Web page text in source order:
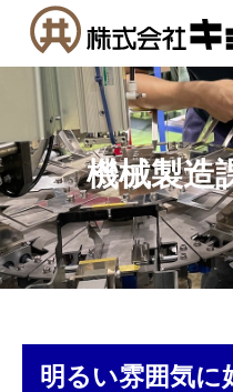
機械製
明るい雰囲気に